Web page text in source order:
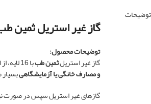
توضیحات
گاز غیر استریل ثمین طب 16 لایه 500
توضیحات محصول:
گاز غیر استریلثمین طببا 16 لایه، از الیاف پنبه‌ای 100٪ طبیعی و با قدرت جذب بالا تولید شده است. این محصول برای استفاده‌های عمومی و غیر مستقیم پزشکی مانند
و مصارف خانگی یا آزمایشگاهی
گازهای غیر استریل سپس در صورت